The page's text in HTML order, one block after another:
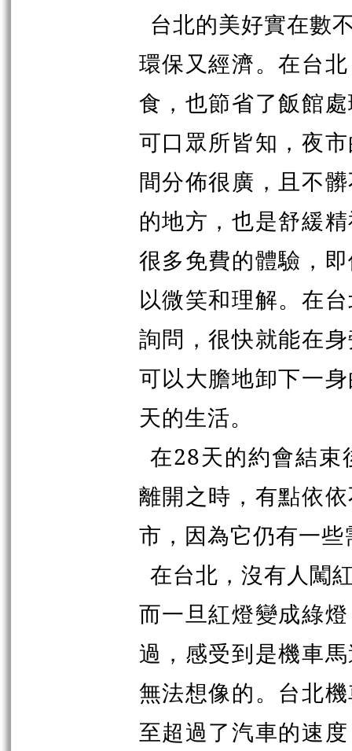
台北的美好實在數
環保又經濟。在台
食，也節省了飯館
可口眾所皆知，夜
間分佈很廣，且不
的地方，也是舒緩
很多免費的體驗，
以微笑和理解。在
詢問，很快就能在
可以大膽地卸下一
天的生活。
在28天的約會結束
離開之時，有點依
市，因為它仍有一
在台北，沒有人闖
而一旦紅燈變成綠
過，感受到是機車
無法想像的。台北
至超過了汽車的速